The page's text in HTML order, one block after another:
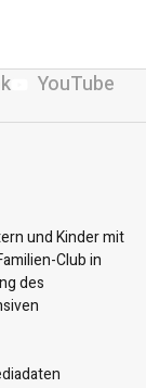
YouTube
und Kinder mit
Club in
des